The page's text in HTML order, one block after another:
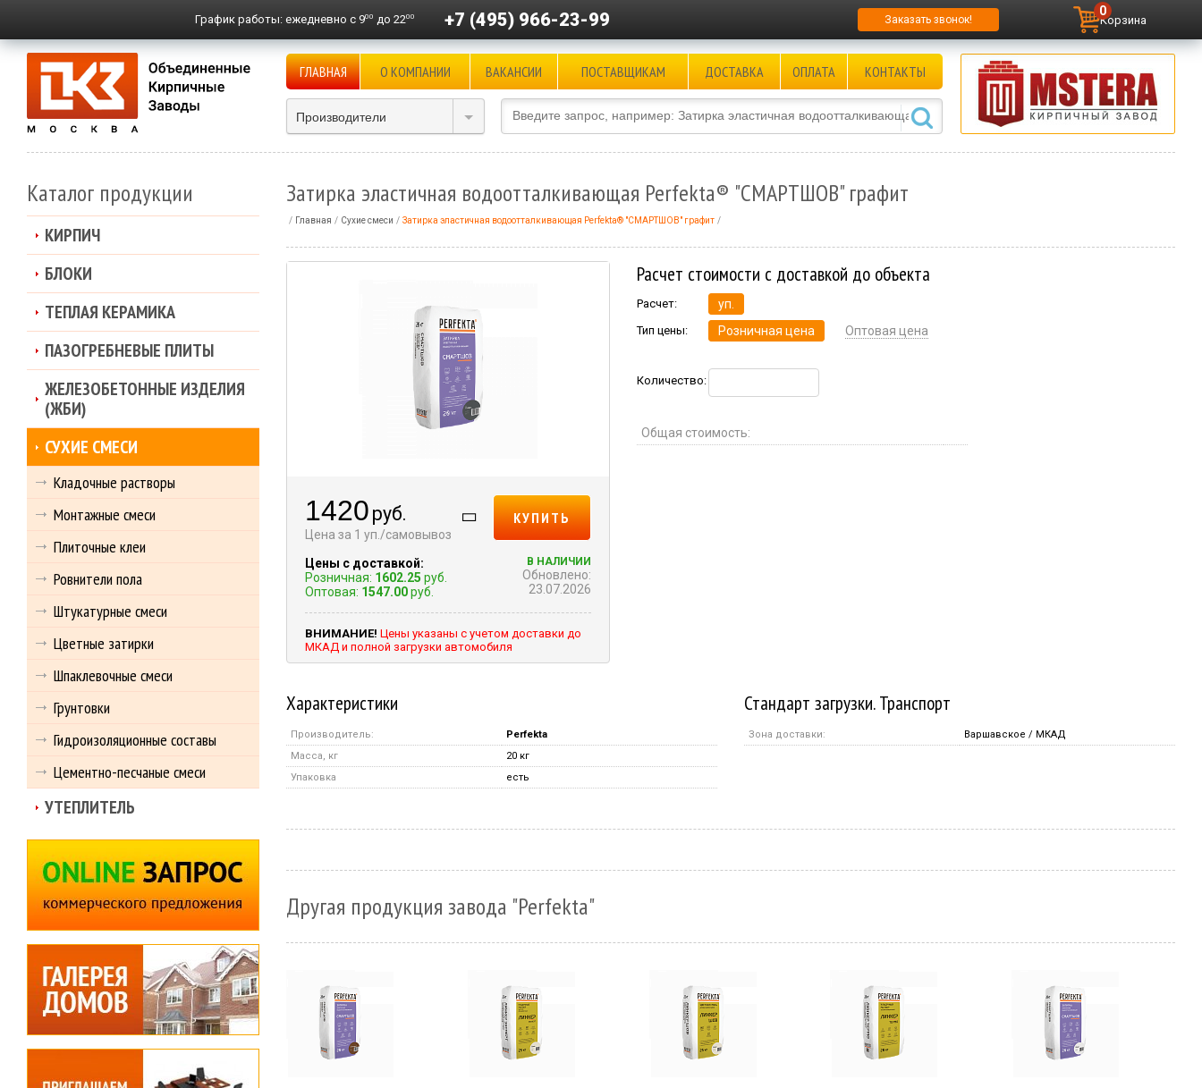
График работы: ежедневно с 900 до 2200 +7 (495) 966-23-99 Заказать звонок! Корзина
0
ГЛАВНАЯ О КОМПАНИИ ВАКАНСИИ ПОСТАВЩИКАМ ДОСТАВКА ОПЛАТА КОНТАКТЫ
Производители
Затирка эластичная водоотталкивающая Perfekta® "СМАРТШОВ" графит
Главная Сухие смеси Затирка эластичная водоотталкивающая Perfekta® "СМАРТШОВ" графит
1420 руб.
Цена за 1 уп./самовывоз
Цены с доставкой:
Розничная: 1602.25 руб.
Оптовая: 1547.00руб.
КУПИТЬ
В НАЛИЧИИ
Обновлено:
23.07.2026
ВНИМАНИЕ! Цены указаны с учетом доставки до
МКАД и полной загрузки автомобиля
Расчет стоимости с доставкой до объекта
Расчет: уп.
Тип цены: Розничная цена Оптовая цена
Количество:
Общая стоимость:
Характеристики
Производитель:
Perfekta
Масса, кг
20 кг
Упаковка
есть
Стандарт загрузки. Транспорт
Зона доставки: Варшавское / МКАД
Другая продукция завода "Perfekta"
Каталог продукции
КИРПИЧ
БЛОКИ
ТЕПЛАЯ КЕРАМИКА
ПАЗОГРЕБНЕВЫЕ ПЛИТЫ
ЖЕЛЕЗОБЕТОННЫЕ ИЗДЕЛИЯ
(ЖБИ)
СУХИЕ СМЕСИ
Кладочные растворы
Монтажные смеси
Плиточные клеи
Ровнители пола
Штукатурные смеси
Цветные затирки
Шпаклевочные смеси
Грунтовки
Гидроизоляционные составы
Цементно-песчаные смеси
УТЕПЛИТЕЛЬ